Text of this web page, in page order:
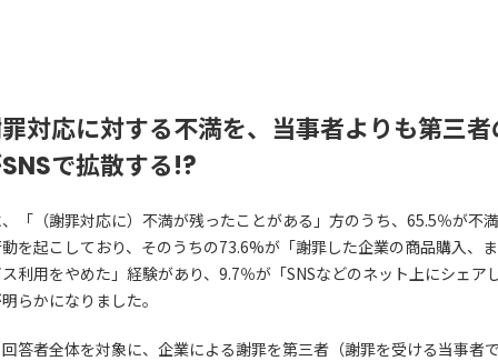
対応に対する不満を、当事者よりも第三
で拡散する!?
「（謝罪対応に）不満が残ったことがある」方のうち、65.5％が不
を起こしており、そのうちの73.6%が「謝罪した企業の商品購入、
利用をやめた」経験があり、9.7％が「SNSなどのネット上にシェア
らかになりました。
答者全体を対象に、企業による謝罪を第三者（謝罪を受ける当事者